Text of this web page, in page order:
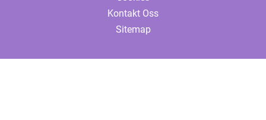
Kontakt Oss
Sitemap